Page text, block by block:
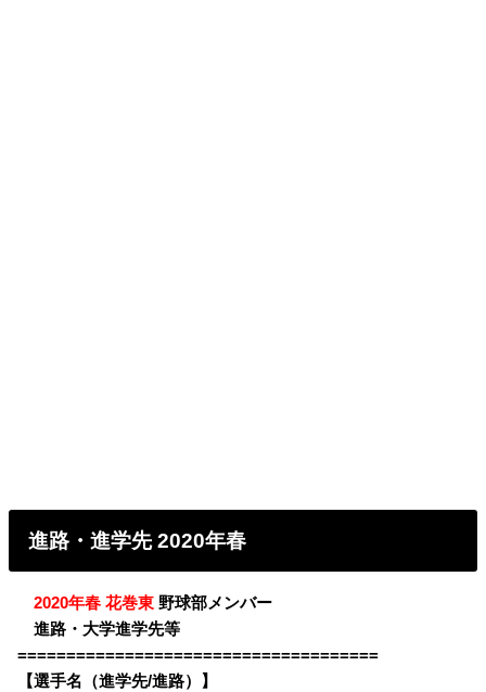
進路・進学先 2020年春
・2020年春 花巻東 野球部メンバー
・進路・大学進学先等
=====================================
【選手名（進学先/進路）】